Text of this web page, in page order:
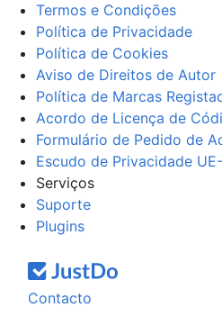
Termos e Condições
Política de Privacidade
Política de Cookies
Aviso de Direitos de Autor
Política de Marcas
Acordo de Licença de
Formulário de Pedido de
Escudo de Privacidade
Serviços
Suporte
Plugins
Contacto